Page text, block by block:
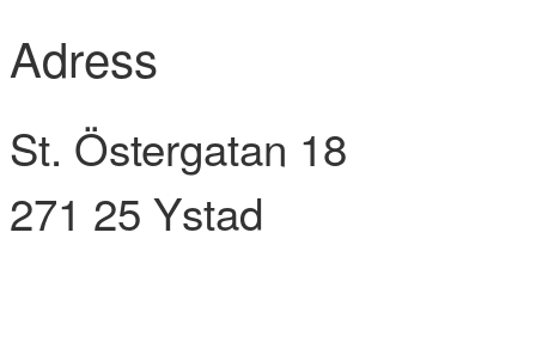
Adress
St. Östergatan 18
271 25 Ystad